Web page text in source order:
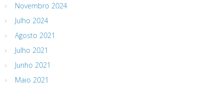
Novembro 2024
Julho 2024
Agosto 2021
Julho 2021
Junho 2021
Maio 2021